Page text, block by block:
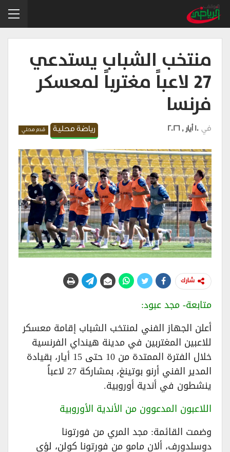
منتخب الشباب يستدعي
27 لاعباً مغترباً لمعسكر
فرنسا
رياضة محلية قدم محلي في 10 أيار , 2026
شارك
متابعة- مجد عبود:
أعلن الجهاز الفني لمنتخب الشباب إقامة معسكر
للاعبين المغتربين في مدينة هينداي الفرنسية
خلال الفترة الممتدة من 10 حتى 15 أيار، بقيادة
المدير الفني أرنو بوتينغ، بمشاركة 27 لاعباً
ينشطون في أندية أوروبية.
اللاعبون المدعوون من الأندية الأوروبية
وضمت القائمة: مجد المري من فورتونا
دوسلدورف، ألان مامو من فورتونا كولن، لؤي